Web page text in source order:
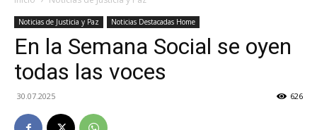
Noticias de Justicia y Paz Noticias Destacadas Home
En la Semana Social se oyen
todas las voces
30.07.2025 626